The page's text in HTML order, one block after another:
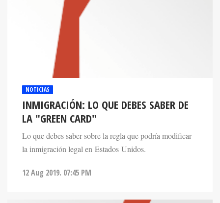
NOTICIAS
INMIGRACIÓN: LO QUE DEBES SABER DE
LA "GREEN CARD"
Lo que debes saber sobre la regla que podría modificar
la inmigración legal en Estados Unidos.
12 Aug 2019. 07:45 PM